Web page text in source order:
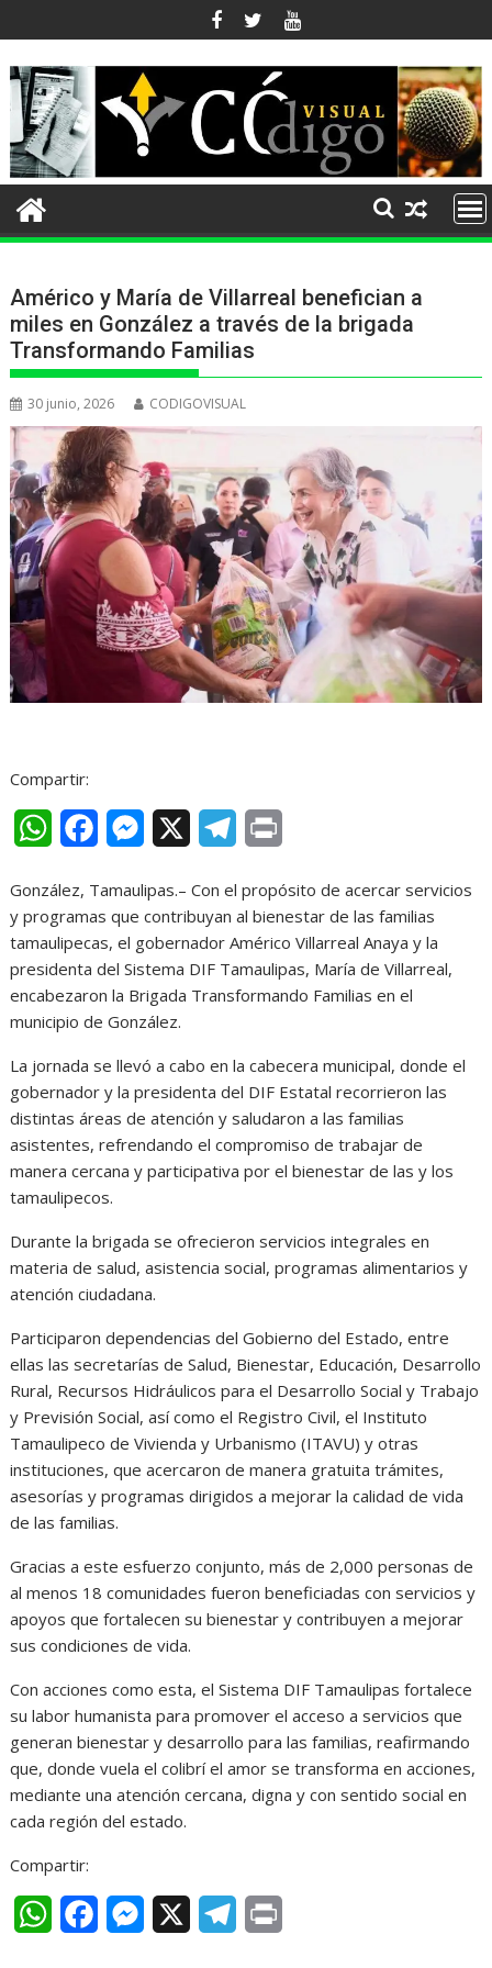
al
contenido
Américo y María de Villarreal benefician a
miles en González a través de la brigada
Transformando Familias
30 junio, 2026 CODIGOVISUAL
Compartir:
W
a
t
s
A
p
c
e
b
o
k
M
s
s
e
n
e
r
e
g
m
i
n
t
González, Tamaulipas.– Con el propósito de acercar servicios
y programas que contribuyan al bienestar de las familias
tamaulipecas, el gobernador Américo Villarreal Anaya y la
presidenta del Sistema DIF Tamaulipas, María de Villarreal,
encabezaron la Brigada Transformando Familias en el
municipio de González.
La jornada se llevó a cabo en la cabecera municipal, donde el
gobernador y la presidenta del DIF Estatal recorrieron las
distintas áreas de atención y saludaron a las familias
asistentes, refrendando el compromiso de trabajar de
manera cercana y participativa por el bienestar de las y los
tamaulipecos.
Durante la brigada se ofrecieron servicios integrales en
materia de salud, asistencia social, programas alimentarios y
atención ciudadana.
Participaron dependencias del Gobierno del Estado, entre
ellas las secretarías de Salud, Bienestar, Educación, Desarrollo
Rural, Recursos Hidráulicos para el Desarrollo Social y Trabajo
y Previsión Social, así como el Registro Civil, el Instituto
Tamaulipeco de Vivienda y Urbanismo (ITAVU) y otras
instituciones, que acercaron de manera gratuita trámites,
asesorías y programas dirigidos a mejorar la calidad de vida
de las familias.
Gracias a este esfuerzo conjunto, más de 2,000 personas de
al menos 18 comunidades fueron beneficiadas con servicios y
apoyos que fortalecen su bienestar y contribuyen a mejorar
sus condiciones de vida.
Con acciones como esta, el Sistema DIF Tamaulipas fortalece
su labor humanista para promover el acceso a servicios que
generan bienestar y desarrollo para las familias, reafirmando
que, donde vuela el colibrí el amor se transforma en acciones,
mediante una atención cercana, digna y con sentido social en
cada región del estado.
Compartir:
W
M